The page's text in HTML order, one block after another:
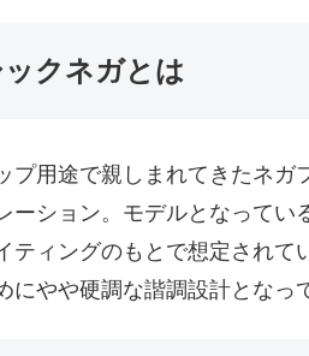
クネガとは
プ用途で親しまれてきたネ
ーション。モデルとなってい
ティングのもとで想定され
にやや硬調な諧調設計となっ